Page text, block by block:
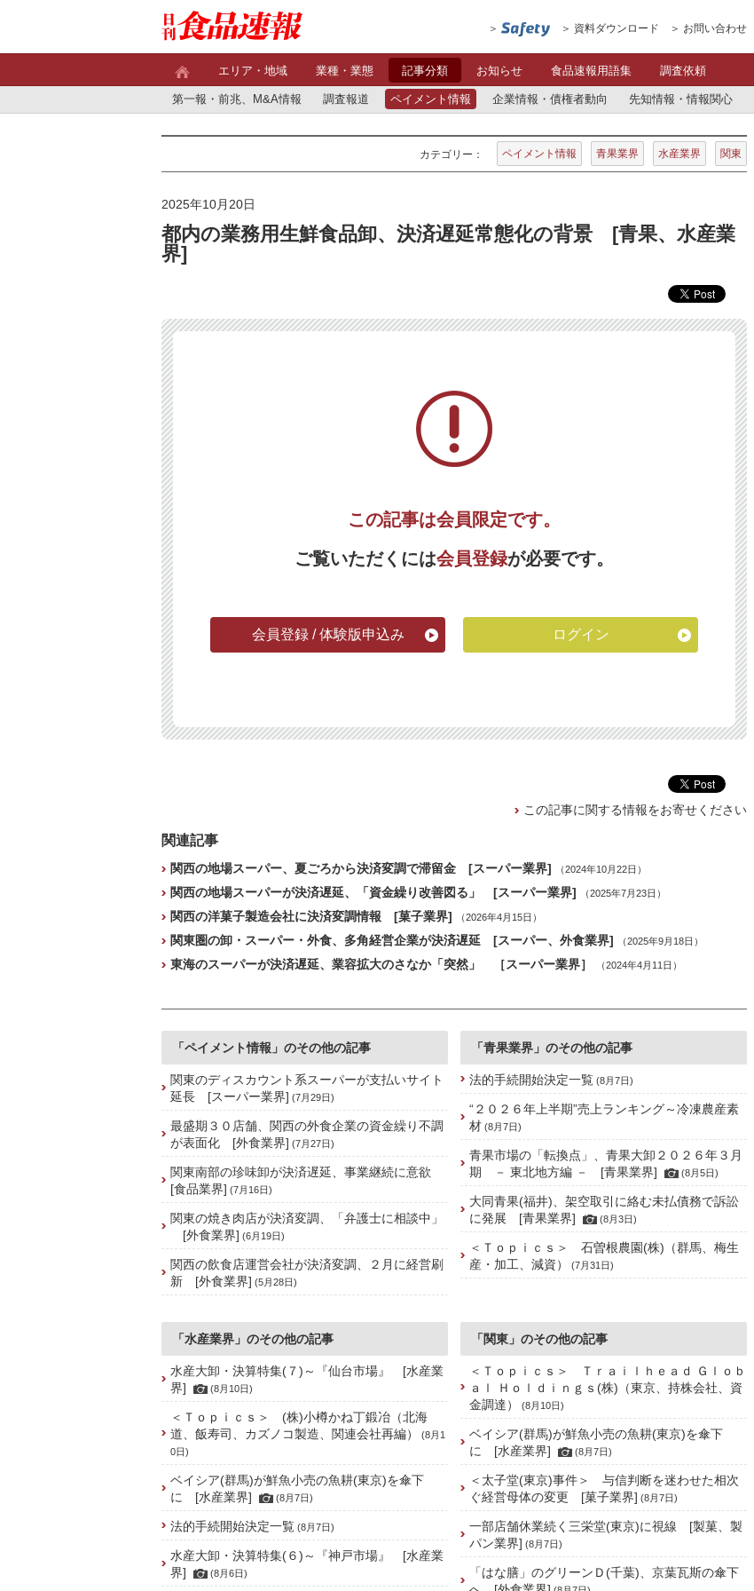
資料ダウンロード お問い合わせ
エリア・地域 業種・業態 記事分類 お知らせ 食品速報用語集 調査依頼
第一報・前兆、M&A情報 調査報道 ペイメント情報 企業情報・債権者動向 先知情報・情報関心
カテゴリー： ペイメント情報 青果業界 水産業界 関東
2025年10月20日
都内の業務用生鮮食品卸、決済遅延常態化の背景 [青果、水産業
界]
この記事は会員限定です。
ご覧いただくには会員登録が必要です。
会員登録 / 体験版申込み ログイン
この記事に関する情報をお寄せください
関連記事
関西の地場スーパー、夏ごろから決済変調で滞留金 [スーパー業界] （2024年10月22日）
関西の地場スーパーが決済遅延、「資金繰り改善図る」 [スーパー業界] （2025年7月23日）
関西の洋菓子製造会社に決済変調情報 [菓子業界] （2026年4月15日）
関東圏の卸・スーパー・外食、多角経営企業が決済遅延 [スーパー、外食業界] （2025年9月18日）
東海のスーパーが決済遅延、業容拡大のさなか「突然」 ［スーパー業界］ （2024年4月11日）
「ペイメント情報」のその他の記事
関東のディスカウント系スーパーが支払いサイト
延長 [スーパー業界] (7月29日)
最盛期３０店舗、関西の外食企業の資金繰り不調
が表面化 [外食業界] (7月27日)
関東南部の珍味卸が決済遅延、事業継続に意欲
[食品業界] (7月16日)
関東の焼き肉店が決済変調、「弁護士に相談中」
[外食業界] (6月19日)
関西の飲食店運営会社が決済変調、２月に経営刷
新 [外食業界] (5月28日)
「青果業界」のその他の記事
法的手続開始決定一覧 (8月7日)
“２０２６年上半期”売上ランキング～冷凍農産素
材 (8月7日)
青果市場の「転換点」、青果大卸２０２６年３月
期 － 東北地方編 － [青果業界]
(8月5日)
大同青果(福井)、架空取引に絡む未払債務で訴訟
に発展 [青果業界]
(8月3日)
＜Ｔｏｐｉｃｓ＞ 石曽根農園(株)（群馬、梅生
産・加工、減資）
(7月31日)
「水産業界」のその他の記事
水産大卸・決算特集(７)～『仙台市場』 [水産業
界]
(8月10日)
＜Ｔｏｐｉｃｓ＞ (株)小樽かね丁鍛冶（北海
道、飯寿司、カズノコ製造、関連会社再編）
(8月1
0日)
ベイシア(群馬)が鮮魚小売の魚耕(東京)を傘下
に [水産業界]
(8月7日)
法的手続開始決定一覧 (8月7日)
水産大卸・決算特集(６)～『神戸市場』 [水産業
界]
(8月6日)
「関東」のその他の記事
＜Ｔｏｐｉｃｓ＞ Ｔｒａｉｌｈｅａｄ Ｇｌｏｂ
ａｌ Ｈｏｌｄｉｎｇｓ(株)（東京、持株会社、資
金調達）
(8月10日)
ベイシア(群馬)が鮮魚小売の魚耕(東京)を傘下
に [水産業界]
(8月7日)
＜太子堂(東京)事件＞ 与信判断を迷わせた相次
ぐ経営母体の変更 [菓子業界] (8月7日)
一部店舗休業続く三栄堂(東京)に視線 [製菓、製
パン業界] (8月7日)
「はな膳」のグリーンＤ(千葉)、京葉瓦斯の傘下